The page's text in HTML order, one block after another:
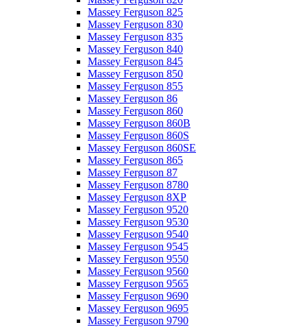
Massey Ferguson 825
Massey Ferguson 830
Massey Ferguson 835
Massey Ferguson 840
Massey Ferguson 845
Massey Ferguson 850
Massey Ferguson 855
Massey Ferguson 86
Massey Ferguson 860
Massey Ferguson 860B
Massey Ferguson 860S
Massey Ferguson 860SE
Massey Ferguson 865
Massey Ferguson 87
Massey Ferguson 8780
Massey Ferguson 8XP
Massey Ferguson 9520
Massey Ferguson 9530
Massey Ferguson 9540
Massey Ferguson 9545
Massey Ferguson 9550
Massey Ferguson 9560
Massey Ferguson 9565
Massey Ferguson 9690
Massey Ferguson 9695
Massey Ferguson 9790